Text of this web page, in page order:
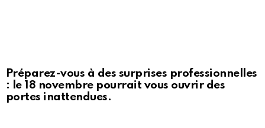
Préparez-vous à des surprises professionnelles
: le 18 novembre pourrait vous ouvrir des
portes inattendues.